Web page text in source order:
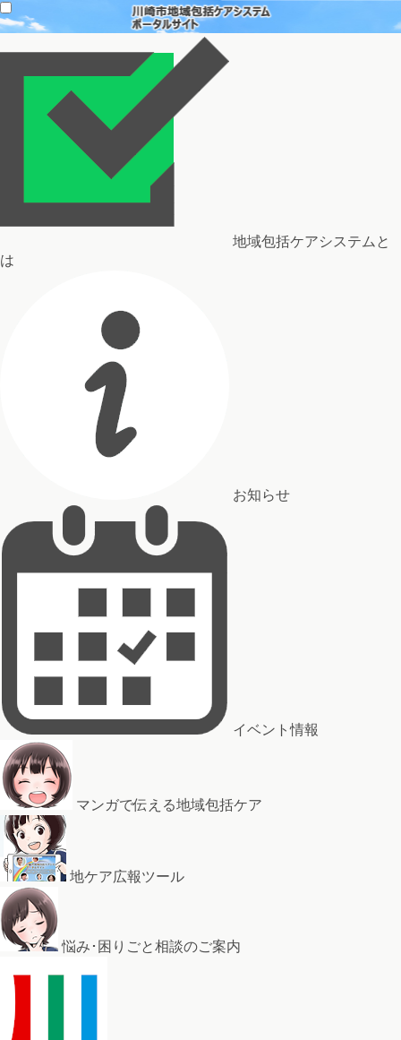
地域包括ケアシステムと
は
お知らせ
イベント情報
マンガで伝える地域包括ケア
地ケア広報ツール
悩み･困りごと相談のご案内